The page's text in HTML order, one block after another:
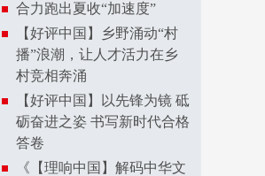
合力跑出夏收“加速度”
【好评中国】乡野涌动“村
播”浪潮，让人才活力在乡
村竞相奔涌
【好评中国】以先锋为镜 砥
砺奋进之姿 书写新时代合格
答卷
《【理响中国】解码中华文